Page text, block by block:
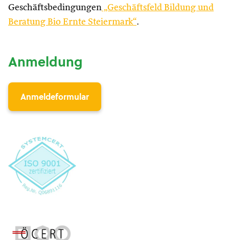
Geschäftsbedingungen „Geschäftsfeld Bildung und
Beratung Bio Ernte Steiermark“.
Anmeldung
Anmeldeformular